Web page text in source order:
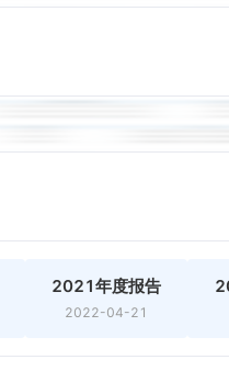
2021年度报告
2022-04-21